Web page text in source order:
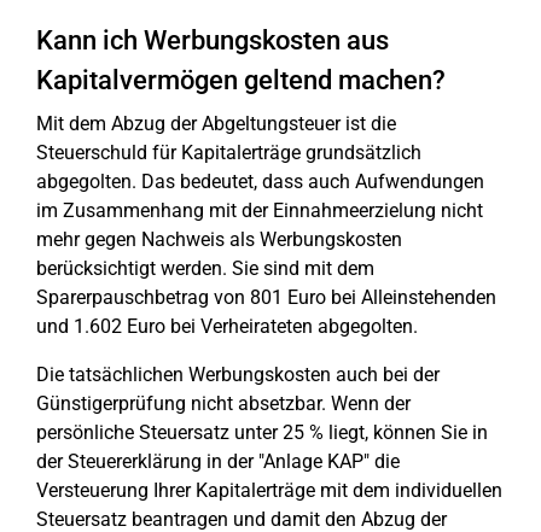
Kann ich Werbungskosten aus
Kapitalvermögen geltend machen?
Mit dem Abzug der Abgeltungsteuer ist die
Steuerschuld für Kapitalerträge grundsätzlich
abgegolten. Das bedeutet, dass auch Aufwendungen
im Zusammenhang mit der Einnahmeerzielung nicht
mehr gegen Nachweis als Werbungskosten
berücksichtigt werden. Sie sind mit dem
Sparerpauschbetrag von 801 Euro bei Alleinstehenden
und 1.602 Euro bei Verheirateten abgegolten.
Die tatsächlichen Werbungskosten auch bei der
Günstigerprüfung nicht absetzbar. Wenn der
persönliche Steuersatz unter 25 % liegt, können Sie in
der Steuererklärung in der "Anlage KAP" die
Versteuerung Ihrer Kapitalerträge mit dem individuellen
Steuersatz beantragen und damit den Abzug der